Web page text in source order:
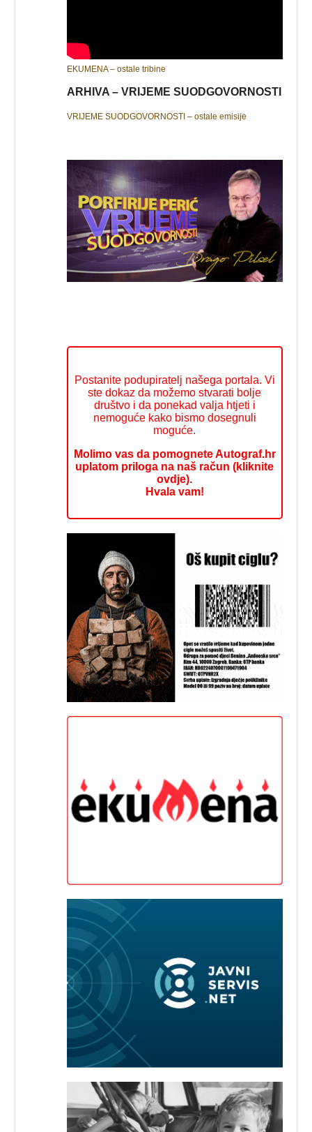
EKUMENA – ostale tribine
ARHIVA – VRIJEME SUODGOVORNOSTI
VRIJEME SUODGOVORNOSTI – ostale emisije
Postanite podupiratelj našega portala. Vi
ste dokaz da možemo stvarati bolje
društvo i da ponekad valja htjeti i
nemoguće kako bismo dosegnuli
moguće.
Molimo vas da pomognete Autograf.hr
uplatom priloga na naš račun (kliknite
ovdje).
Hvala vam!